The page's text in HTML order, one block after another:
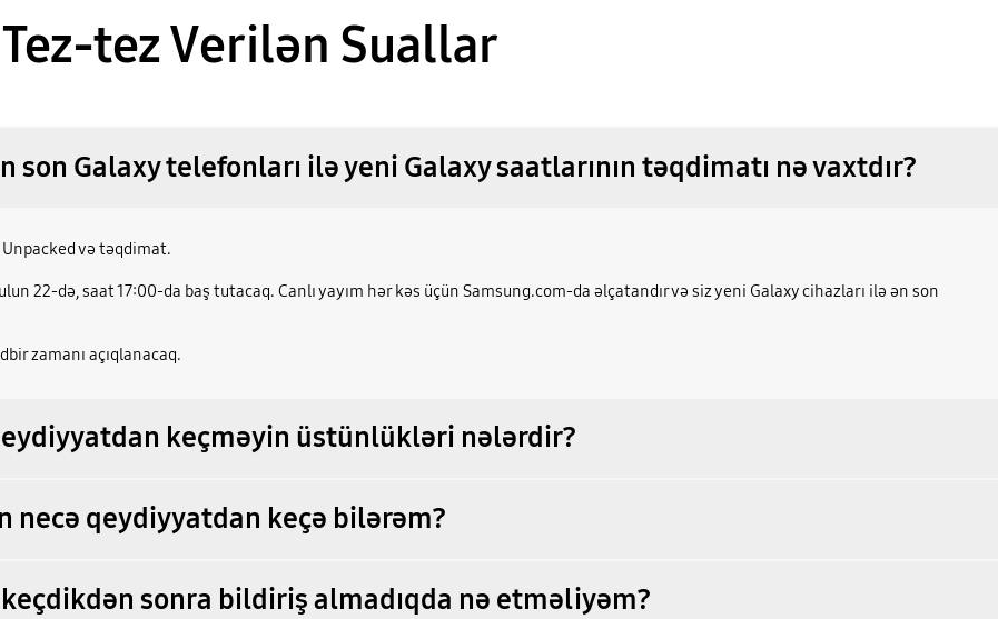
Tez-tez Verilən Suallar
Galaxy telefonları ilə yeni Galaxy saatlarının təqdimatı nə vaxtdır?
və təqdimat.
22-də, saat 17:00-da baş tutacaq. Canlı yayım hər kəs üçün Samsung.com-da əlçatandır və siz yeni Galaxy cihazları ilə ən son
zamanı açıqlanacaq.
keçməyin üstünlükləri nələrdir?
necə qeydiyyatdan keçə bilərəm?
sonra bildiriş almadıqda nə etməliyəm?